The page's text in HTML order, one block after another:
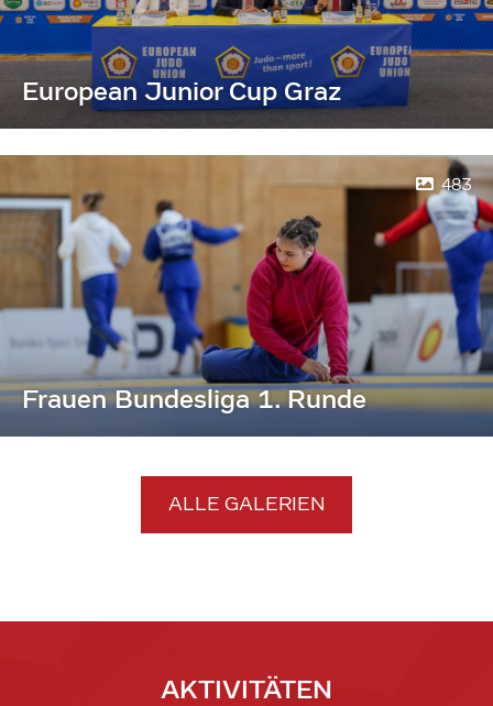
European Junior Cup Graz
483
Frauen Bundesliga 1. Runde
ALLE GALERIEN
AKTIVITÄTEN